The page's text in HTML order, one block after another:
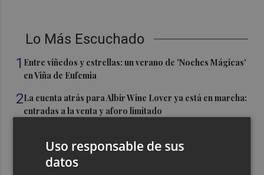
Lo Más Escuchado
1 Entre viñedos y estrellas: un verano de 'Noches Mágicas'
en Viña de Eufemia
2La cuenta atrás para Albir Wine Lover ya está en marcha:
entradas a la venta y aforo limitado
'operación asfalto', que ya está en licitación
La magia de Terra Mítica se vive de noche durante el mes
Uso responsable de sus
datos